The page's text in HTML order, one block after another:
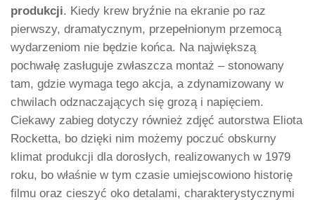
produkcji. Kiedy krew bryźnie na ekranie po raz
pierwszy, dramatycznym, przepełnionym przemocą
wydarzeniom nie będzie końca. Na największą
pochwałę zasługuje zwłaszcza montaż – stonowany
tam, gdzie wymaga tego akcja, a zdynamizowany w
chwilach odznaczających się grozą i napięciem.
Ciekawy zabieg dotyczy również zdjęć autorstwa Eliota
Rocketta, bo dzięki nim możemy poczuć obskurny
klimat produkcji dla dorosłych, realizowanych w 1979
roku, bo właśnie w tym czasie umiejscowiono historię
filmu oraz cieszyć oko detalami, charakterystycznymi